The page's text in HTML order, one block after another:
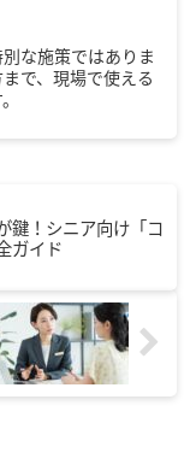
な施策ではありま
で、現場で使える
鍵！シニア向け「コ
ガイド